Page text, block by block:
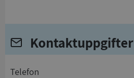
Kontaktuppgifter
telefon